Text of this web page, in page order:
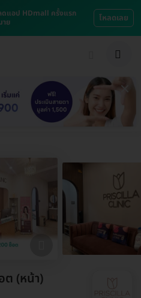
ดแอป HDmall ครั้งแรก
าย
โหลดเลย
ต (หน้า)